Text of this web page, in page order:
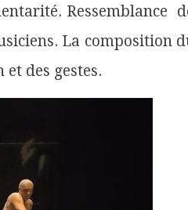
Ressemblance
La composition
des gestes.